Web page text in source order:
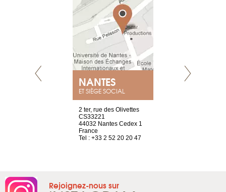
NANTES
ET SIÈGE SOCIAL
2 ter, rue des Olivettes
CS33221
44032 Nantes Cedex 1
France
Tel : +33 2 52 20 20 47
Rejoignez-nous sur